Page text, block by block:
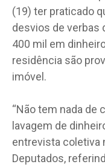
(19) ter praticado
desvios de verbas
400 mil em
residência são
imóvel.
“Não tem nada de
lavagem de
entrevista coletiva
Deputados,